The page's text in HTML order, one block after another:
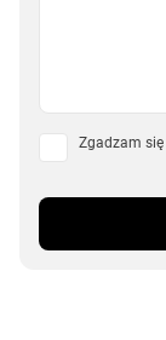
Zgadzam się